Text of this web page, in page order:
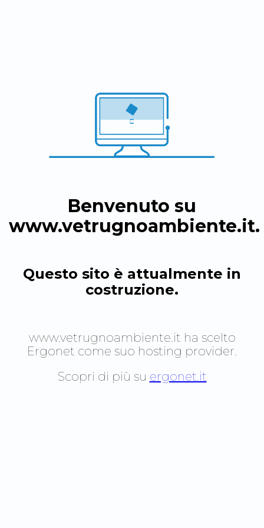
Benvenuto su
www.vetrugnoambiente.it.
Questo sito è attualmente in
costruzione.
www.vetrugnoambiente.it ha scelto
Ergonet come suo hosting provider.
Scopri di più su ergonet.it